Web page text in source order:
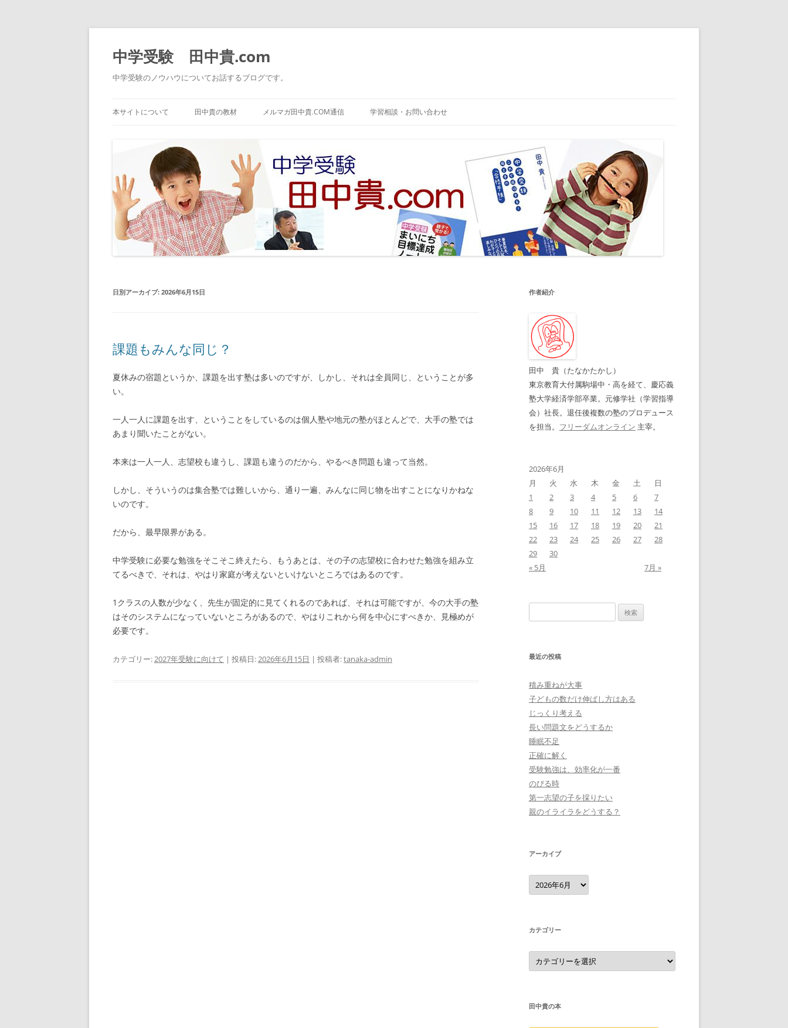
中学受験 田中貴.com
中学受験のノウハウについてお話するブログです。
ン
テ
本サイトについて 田中貴の教材 メルマガ田中貴.COM通信 学習相談・お問い合わせ
日別アーカイブ: 2026年6月15日
課題もみんな同じ？
夏休みの宿題というか、課題を出す塾は多いのですが、しかし、それは全員同じ、ということが多
い。
一人一人に課題を出す、ということをしているのは個人塾や地元の塾がほとんどで、大手の塾では
あまり聞いたことがない。
本来は一人一人、志望校も違うし、課題も違うのだから、やるべき問題も違って当然。
しかし、そういうのは集合塾では難しいから、通り一遍、みんなに同じ物を出すことになりかねな
いのです。
だから、最早限界がある。
中学受験に必要な勉強をそこそこ終えたら、もうあとは、その子の志望校に合わせた勉強を組み立
てるべきで、それは、やはり家庭が考えないといけないところではあるのです。
1クラスの人数が少なく、先生が固定的に見てくれるのであれば、それは可能ですが、今の大手の塾
はそのシステムになっていないところがあるので、やはりこれから何を中心にすべきか、見極めが
必要です。
カテゴリー:2027年受験に向けて | 投稿日:2026年6月15日 | 投稿者:tanaka-admin
作者紹介
田中 貴（たなかたかし）
東京教育大付属駒場中・高を経て、慶応義
塾大学経済学部卒業。元修学社（学習指導
会）社長。退任後複数の塾のプロデュース
を担当。 フリーダムオンライン 主宰。
2026年6月
月
火 水 木 金 土
日
1
2 3 4 5 6
7
8
9 10 11 12 13
14
15
16 17 18 19 20
21
22
23 24 25 26 27
28
29
30
« 5月
7月 »
索:
最近の投稿
積み重ねが大事
子どもの数だけ伸ばし方はある
じっくり考える
長い問題文をどうするか
睡眠不足
正確に解く
受験勉強は、効率化が一番
のびる時
第一志望の子を採りたい
親のイライラをどうする？
アーカイブ
ア
ー
カ
カテゴリー
カ
テ
ゴ
田中貴の本